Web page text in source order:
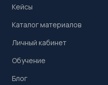
Кейсы
Каталог материалов
Личный кабинет
Обучение
Блог